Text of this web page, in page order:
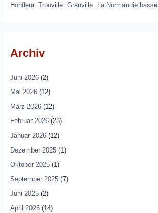
Honfleur. Trouville. Granville. La Normandie basse.
Archiv
Juni 2026(2)
Mai 2026(12)
März 2026(12)
Februar 2026(23)
Januar 2026(12)
Dezember 2025(1)
Oktober 2025(1)
September 2025(7)
Juni 2025(2)
April 2025(14)